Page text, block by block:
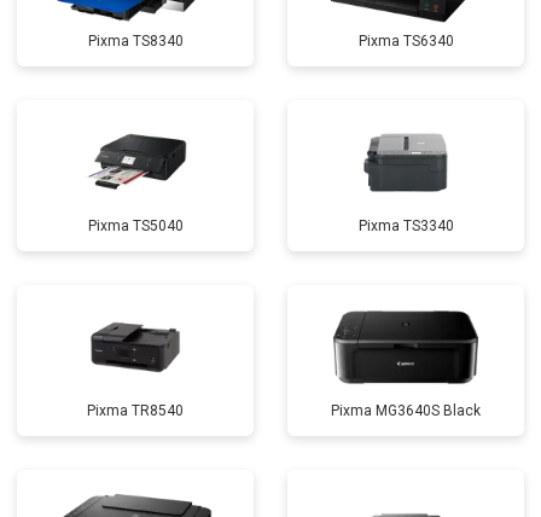
Pixma TS8340 Pixma TS6340
Pixma TS5040 Pixma TS3340
Pixma TR8540 Pixma MG3640S Black